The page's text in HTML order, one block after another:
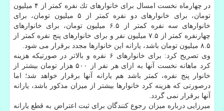
در چهارماه نخست امسال برای خانوارهای تك نفره كمتر از ۴ میلیون
تومان، برای خانوارهای دو نفره كمتر از ۵ میلیون تومان، برای
خانوارهای سه نفره كمتر از ۶.۵ میلیون تومان، برای خانوارهای
چهارنفره كمتر از ۷.۵ میلیون نفر و برای خانوارهای پنج نفره كمتر از
۸.۵ میلیون تومان باشد، یارانه این خانوارها مجدد برقرار می شود.
وی تصریح كرد: برای خانوارهای ۶ نفره و بالاتر در صورتیكه هزینه
كرد ماهانه نخست آنها به ازای هر نفر از ۵۰۰ هزار تومان بیشتر از
خانوار پنج نفره، كمتر باشد هم یارانه آنها برقرار خواهد شد؛ اما
درصورتی كه هزینه كرد خانوارها بیشتر از میزان مذكور باشد، یارانه
آنها برقرار نمی گردد.
میرزایی درباره میزان رجوع كنندگان برای ثبت اعتراض به قطع یارانه